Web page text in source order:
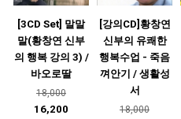
[3CD Set] 말말
말(황창연 신부
의 행복 강의 3) /
바오로딸
18,000
16,200
[강의CD]황창연
신부의 유쾌한
행복수업 - 죽음
껴안기 / 생활성
서
18,000